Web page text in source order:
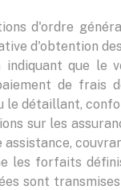
d'ordre
d'obtention
indiquant que le
de frais
le détaillant,
sur les
les forfaits
sont